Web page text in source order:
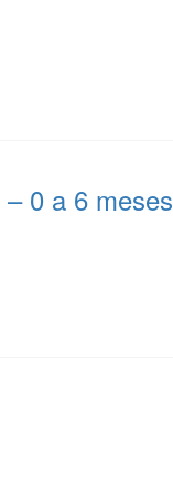
0 a 6 meses